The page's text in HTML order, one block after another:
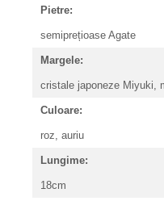
Pietre:
semiprețioase Agate
Margele:
cristale japoneze Miyuki,
Culoare:
roz, auriu
Lungime:
18cm